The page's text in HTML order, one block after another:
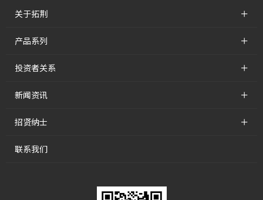
关于拓荆 +
产品系列 +
投资者关系 +
新闻资讯 +
招贤纳士 +
联系我们